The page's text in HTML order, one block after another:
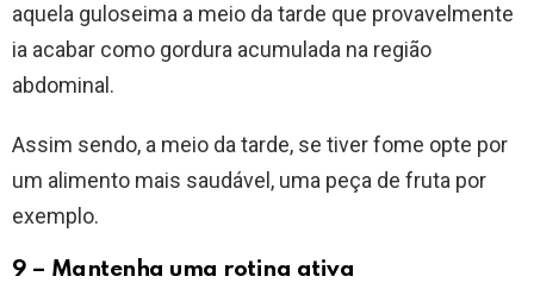
aquela guloseima a meio da tarde que provavelmente
ia acabar como gordura acumulada na região
abdominal.
Assim sendo, a meio da tarde, se tiver fome opte por
um alimento mais saudável, uma peça de fruta por
exemplo.
9 – Mantenha uma rotina ativa